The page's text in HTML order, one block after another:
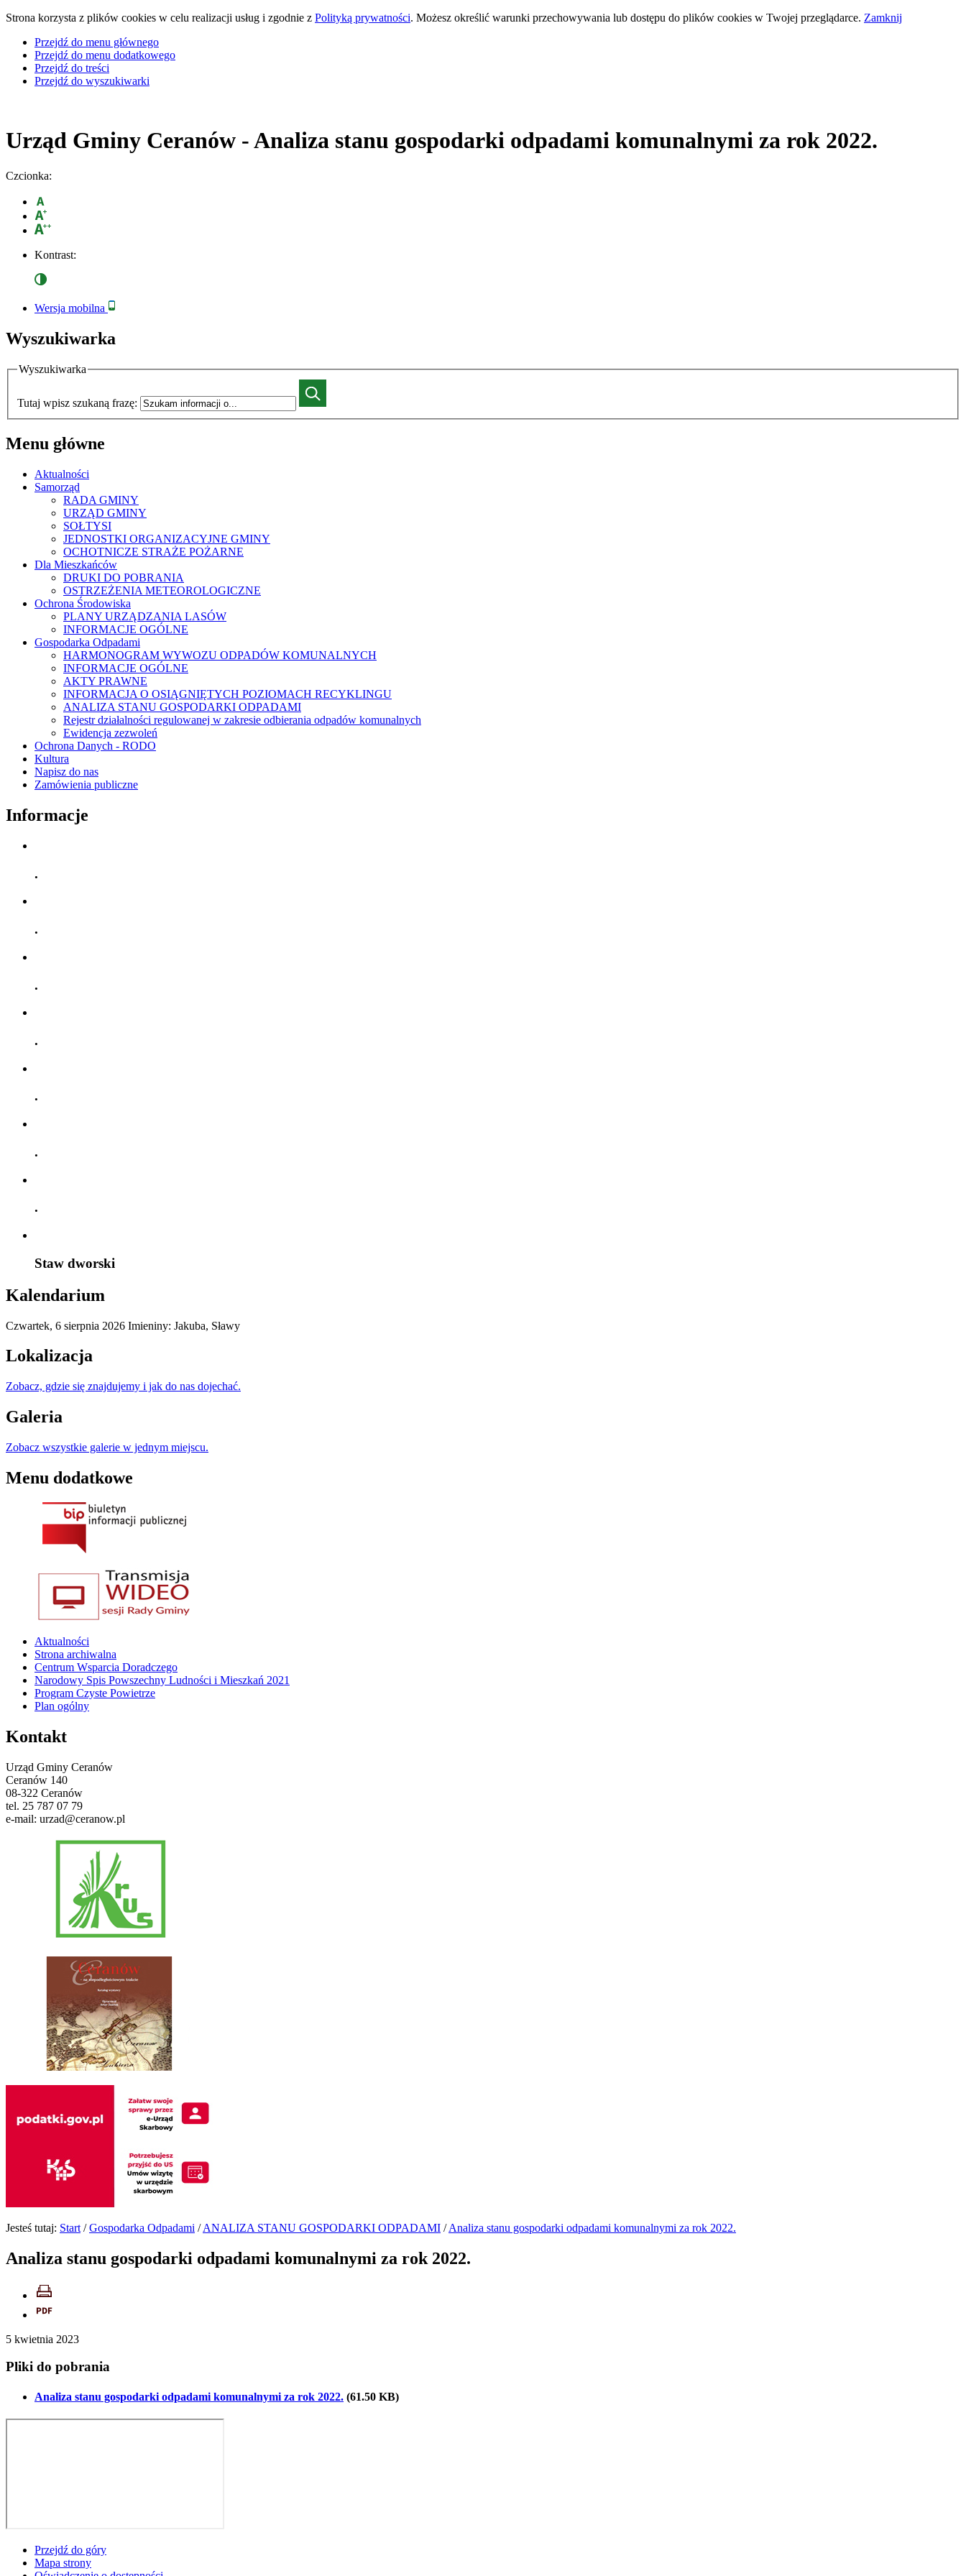
Strona korzysta z plików cookies w celu realizacji usług i zgodnie z Polityką prywatności. Możesz określić warunki przechowywania lub dostępu do plików cookies w Twojej przeglądarce. Zamknij
Przejdź do menu głównego
Przejdź do menu dodatkowego
Przejdź do treści
Przejdź do wyszukiwarki
Urząd Gminy Ceranów - Analiza stanu gospodarki odpadami komunalnymi za rok 2022.
Czcionka:
Kontrast:
Wersja mobilna
Wyszukiwarka
Wyszukiwarka
Tutaj wpisz szukaną frazę:
Menu główne
Aktualności
Samorząd
RADA GMINY
URZĄD GMINY
SOŁTYSI
JEDNOSTKI ORGANIZACYJNE GMINY
OCHOTNICZE STRAŻE POŻARNE
Dla Mieszkańców
DRUKI DO POBRANIA
OSTRZEŻENIA METEOROLOGICZNE
Ochrona Środowiska
PLANY URZĄDZANIA LASÓW
INFORMACJE OGÓLNE
Gospodarka Odpadami
HARMONOGRAM WYWOZU ODPADÓW KOMUNALNYCH
INFORMACJE OGÓLNE
AKTY PRAWNE
INFORMACJA O OSIĄGNIĘTYCH POZIOMACH RECYKLINGU
ANALIZA STANU GOSPODARKI ODPADAMI
Rejestr działalności regulowanej w zakresie odbierania odpadów komunalnych
Ewidencja zezwoleń
Ochrona Danych - RODO
Kultura
Napisz do nas
Zamówienia publiczne
Informacje
.
.
.
.
.
.
.
Staw dworski
Kalendarium
Czwartek, 6 sierpnia 2026 Imieniny: Jakuba, Sławy
Lokalizacja
Zobacz, gdzie się znajdujemy i jak do nas dojechać.
Galeria
Zobacz wszystkie galerie w jednym miejscu.
Menu dodatkowe
Aktualności
Strona archiwalna
Centrum Wsparcia Doradczego
Narodowy Spis Powszechny Ludności i Mieszkań 2021
Program Czyste Powietrze
Plan ogólny
Kontakt
Urząd Gminy Ceranów
Ceranów 140
08-322 Ceranów
tel. 25 787 07 79
e-mail: urzad@ceranow.pl
Jesteś tutaj: Start /Gospodarka Odpadami /ANALIZA STANU GOSPODARKI ODPADAMI /Analiza stanu gospodarki odpadami komunalnymi za rok 2022.
Analiza stanu gospodarki odpadami komunalnymi za rok 2022.
5 kwietnia 2023
Pliki do pobrania
Analiza stanu gospodarki odpadami komunalnymi za rok 2022. (61.50 KB)
Przejdź do góry
Mapa strony